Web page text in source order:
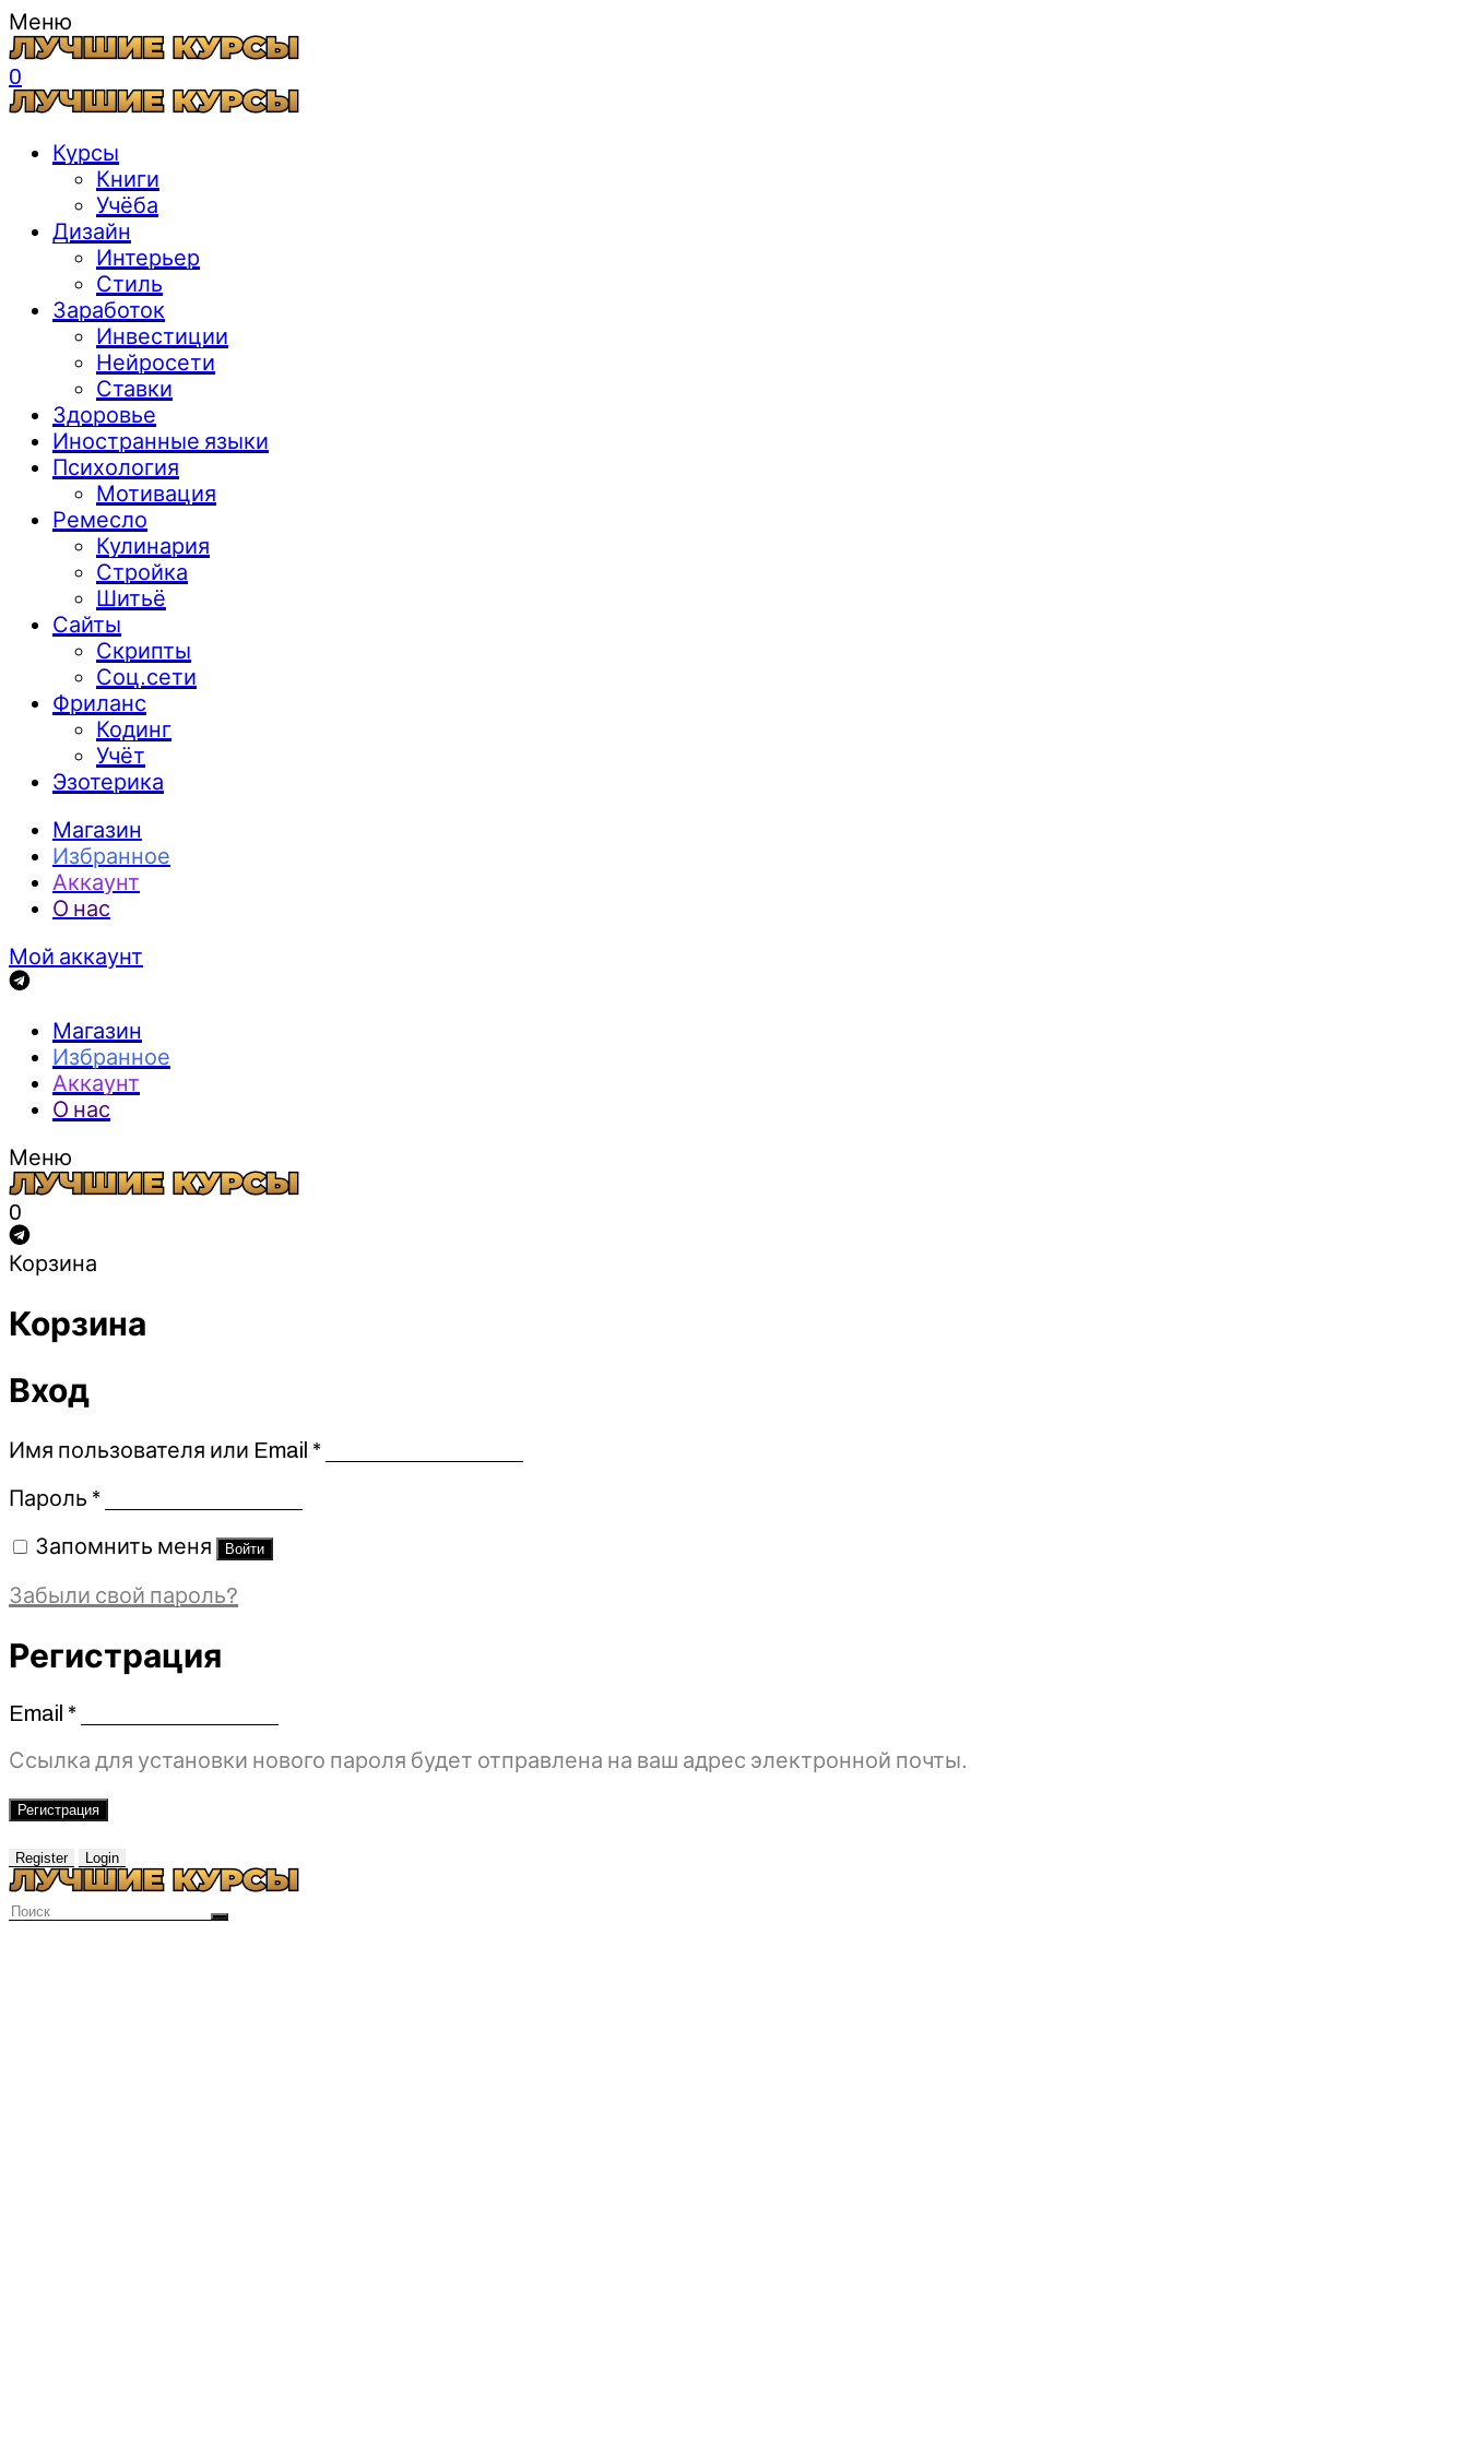
Меню
0
Курсы
Книги
Учёба
Дизайн
Интерьер
Стиль
Заработок
Инвестиции
Нейросети
Ставки
Здоровье
Иностранные языки
Психология
Мотивация
Ремесло
Кулинария
Стройка
Шитьё
Сайты
Скрипты
Соц.сети
Фриланс
Кодинг
Учёт
Эзотерика
Магазин
Избранное
Аккаунт
О нас
Мой аккаунт
Магазин
Избранное
Аккаунт
О нас
Меню
0
Корзина
Корзина
Вход
Имя пользователя или Email *Обязательно
Пароль *Обязательно
Запомнить меня Войти
Забыли свой пароль?
Регистрация
Email *Обязательно
Ссылка для установки нового пароля будет отправлена ​​на ваш адрес электронной почты.
Регистрация
Register Login